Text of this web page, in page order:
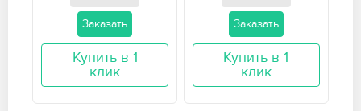
Заказать
Купить в 1
клик
Заказать
Купить в 1
клик